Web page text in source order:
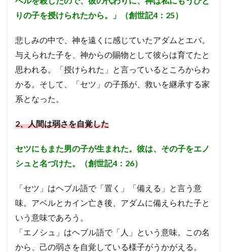
りの子を授けられたから。」（創世記4：25）
悲しみの中で、神を遠くに感じていたアダムとエバ。
与えられた子を、神からの賜物として彼らは育てたと
思われる。「授けられた」と言っているところからわ
かる。 そして、「セツ」の子孫が、救いを継承する家
系となった。
2、人間は弱さを自覚した
セツにもまた男の子が生まれた。彼は、その子をエノ
シュと名づけた。（創世記4：26）
「セツ」はヘブル語で「置く」「備える」と言う意
味。 アベルとカイン亡き後、アダムに備えられた子と
いう意味であろう。
「エノシュ」はヘブル語で「人」という意味。
この名
から、己の弱さを自覚している様子がうかがえる。